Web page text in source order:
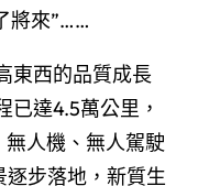
將來”……
東西的品質成長
已達4.5萬公里，
無人機、無人駕駛
逐步落地，新質生